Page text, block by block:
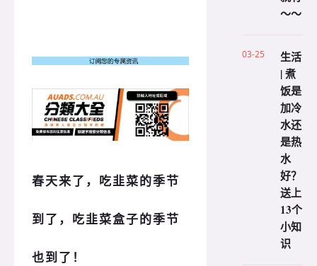
春天来了，吃韭菜的季节
到了，吃韭菜盒子的季节
也到了！
～～
03-25
生活
| 煮
饭是
加冷
水还
是热
水
好？
送上
13个
小知
识